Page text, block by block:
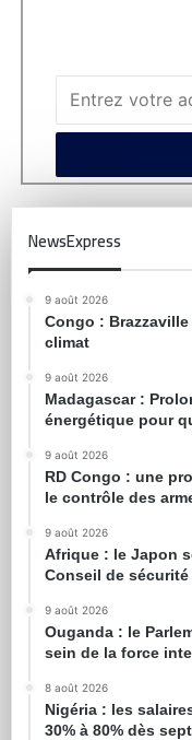
NewsExpress
9 août 2026
Congo :
climat
9 août 2026
Madagascar :
énergétique pour
9 août 2026
RD Congo : une
le contrôle des
9 août 2026
Afrique : le Japon
Conseil de sécurité
9 août 2026
Ouganda : le
sein de la force
8 août 2026
Nigéria : les
30% à 80% dès